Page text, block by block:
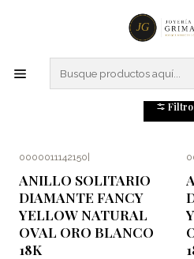
Anillos
Anillos de
0000011142150|
ANILLO SOLITARIO
DIAMANTE FANCY
YELLOW NATURAL
OVAL ORO BLANCO
18K